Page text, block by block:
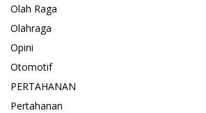
Olah Raga
Olahraga
Opini
Otomotif
PERTAHANAN
Pertahanan